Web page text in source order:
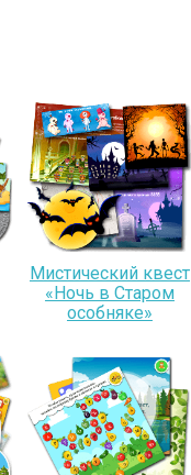
Мистический квест
«Ночь в Старом
особняке»